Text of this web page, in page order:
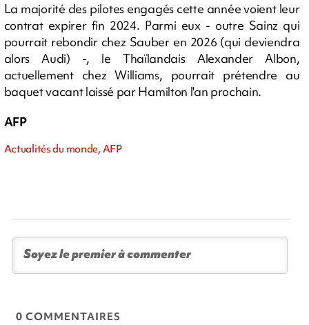
La majorité des pilotes engagés cette année voient leur
contrat expirer fin 2024. Parmi eux - outre Sainz qui
pourrait rebondir chez Sauber en 2026 (qui deviendra
alors Audi) -, le Thaïlandais Alexander Albon,
actuellement chez Williams, pourrait prétendre au
baquet vacant laissé par Hamilton l'an prochain.
AFP
Actualités du monde, AFP
0 COMMENTAIRES